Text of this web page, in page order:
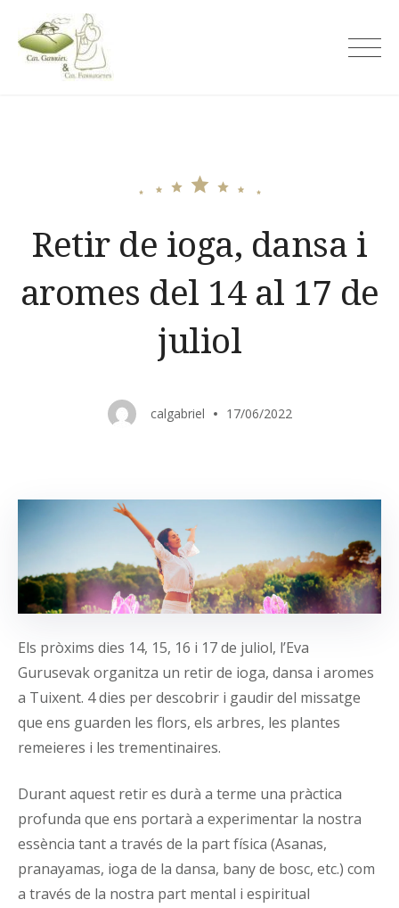
content
Retir de ioga, dansa i
aromes del 14 al 17 de
juliol
calgabriel 17/06/2022
Els pròxims dies 14, 15, 16 i 17 de juliol, l’Eva
Gurusevak organitza un retir de ioga, dansa i aromes
a Tuixent. 4 dies per descobrir i gaudir del missatge
que ens guarden les flors, els arbres, les plantes
remeieres i les trementinaires.
Durant aquest retir es durà a terme una pràctica
profunda que ens portarà a experimentar la nostra
essència tant a través de la part física (Asanas,
pranayamas, ioga de la dansa, bany de bosc, etc.) com
a través de la nostra part mental i espiritual